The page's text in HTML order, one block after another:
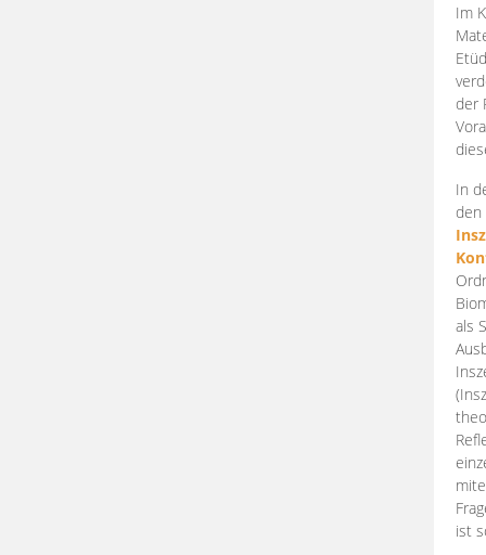
Im
der
In
den
als
ist